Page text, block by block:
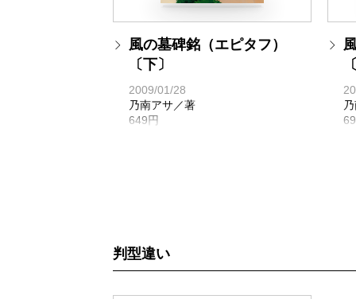
風の墓碑銘（エピタフ）
〔下〕
2009/01/28
乃南アサ／著
649円
判型違い